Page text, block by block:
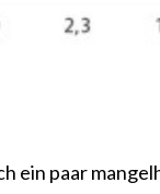
ein paar